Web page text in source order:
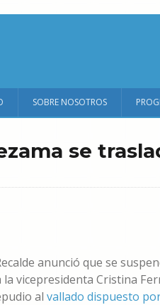
SOBRE NOSOTROS
se
anunció que se
vicepresidenta Cristina
al vallado dispuesto